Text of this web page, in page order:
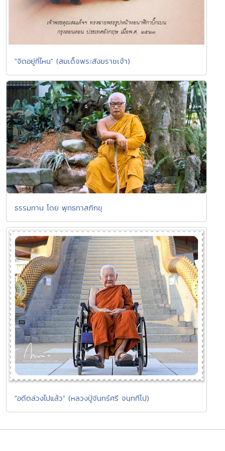
"จิตอยู่ที่ไหน" (สมเด็จพระสังฆราชเจ้า)
ธรรมทาน โดย พุทธทาสภิกขุ
"อดีตล่วงไปแล้ว" (หลวงปู่จันทร์ศรี จนฺททีโป)